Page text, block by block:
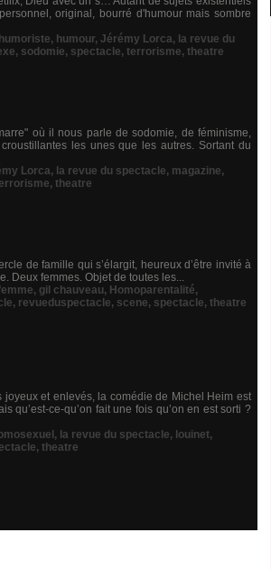
original, bourré d'humour mais sombre
humoriste, humour, Jérémy Lorca, la revue du
, sodomie, spectacle, terrorisme, theatre
où il nous parle de sodomie, de féminisme,
les unes que les autres. Sortant du
Lorca, la revue du spectacle, magazine,
, theatre
de famille qui s’élargit, heureux d’être invité à
Deux femmes. Objet de toutes les...
, gil chauveau, Homoparentalité,
, revueduspectacle, scene, spectacle, theatre
et enlevés, la comédie de Michel Heim est
qu’est-ce-qu’on fait une fois qu’on en est sorti ?
, la revue du spectacle, louinet,
, theatre